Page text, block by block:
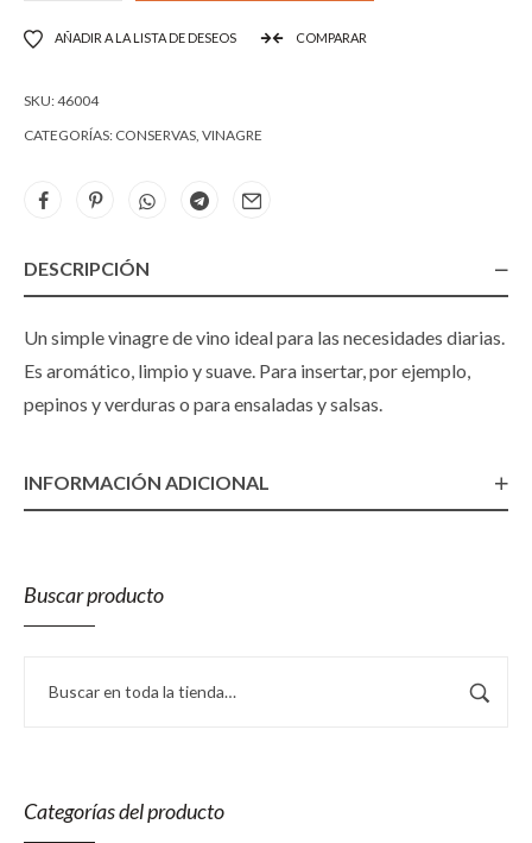
Buscar producto
Categorías del producto
AÑADIR A LA LISTA DE DESEOS COMPARAR
SKU:46004
CATEGORÍAS: CONSERVAS VINAGRE
DESCRIPCIÓN
Un simple vinagre de vino ideal para las necesidades diarias.
Es aromático, limpio y suave. Para insertar, por ejemplo,
pepinos y verduras o para ensaladas y salsas.
INFORMACIÓN ADICIONAL